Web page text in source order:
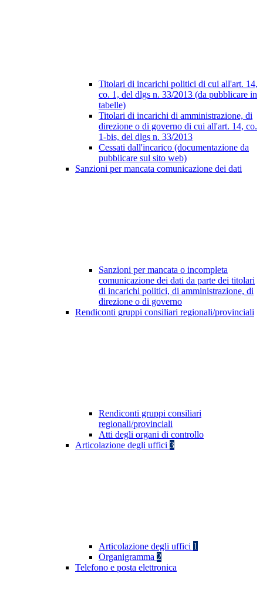
Titolari di incarichi politici di cui all'art. 14,
co. 1, del dlgs n. 33/2013 (da pubblicare in
tabelle)
Titolari di incarichi di amministrazione, di
direzione o di governo di cui all'art. 14, co.
1-bis, del dlgs n. 33/2013
Cessati dall'incarico (documentazione da
pubblicare sul sito web)
Sanzioni per mancata comunicazione dei dati
Sanzioni per mancata o incompleta
comunicazione dei dati da parte dei titolari
di incarichi politici, di amministrazione, di
direzione o di governo
Rendiconti gruppi consiliari regionali/provinciali
Rendiconti gruppi consiliari
regionali/provinciali
Atti degli organi di controllo
Articolazione degli uffici 3
Articolazione degli uffici 1
Organigramma 2
Telefono e posta elettronica